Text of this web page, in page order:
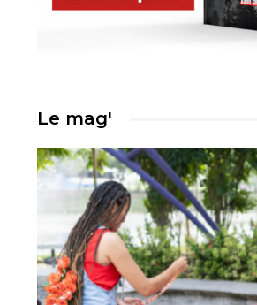
Le mag'